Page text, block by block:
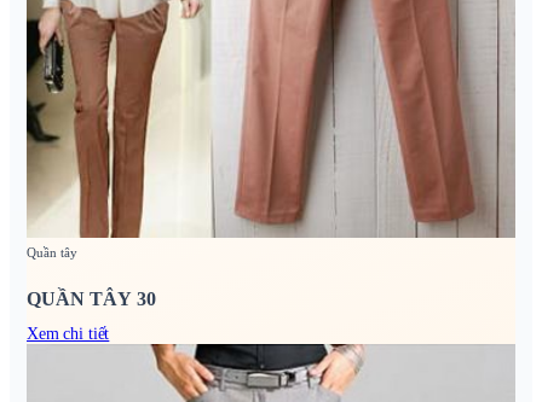
Quần tây
QUẦN TÂY 30
Xem chi tiết